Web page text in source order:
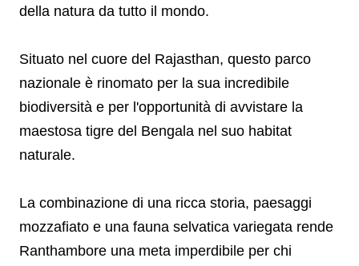
della natura da tutto il mondo.
Situato nel cuore del Rajasthan, questo parco
nazionale è rinomato per la sua incredibile
biodiversità e per l'opportunità di avvistare la
maestosa tigre del Bengala nel suo habitat
naturale.
La combinazione di una ricca storia, paesaggi
mozzafiato e una fauna selvatica variegata rende
Ranthambore una meta imperdibile per chi